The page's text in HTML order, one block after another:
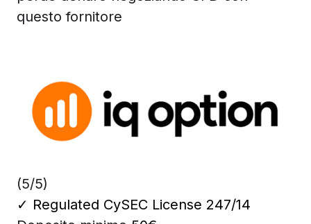
questo fornitore
(5/5)
✓ Regulated CySEC License 247/14